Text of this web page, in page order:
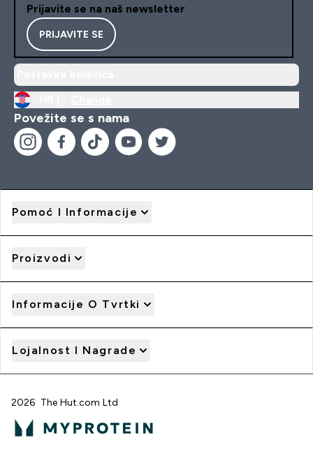
Prijavite se na naš newsletter
PRIJAVITE SE
Povežite se s nama
Pomoć I Informacije
Proizvodi
Informacije O Tvrtki
Lojalnost I Nagrade
2026 The Hut.com Ltd